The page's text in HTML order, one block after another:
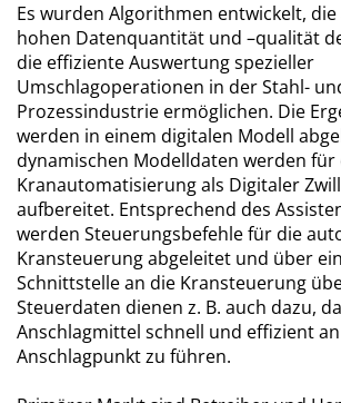
Es wurden Algorithmen entwickelt,
hohen Datenquantität und –qualität
die effiziente Auswertung spezieller
Umschlagoperationen in der Stahl-
Prozessindustrie ermöglichen. Die
werden in einem digitalen Modell
dynamischen Modelldaten werden für
Kranautomatisierung als Digitaler
aufbereitet. Entsprechend des
werden Steuerungsbefehle für die
Kransteuerung abgeleitet und über
Schnittstelle an die Kransteuerung
Steuerdaten dienen z. B. auch dazu,
Anschlagmittel schnell und effizient
Anschlagpunkt zu führen.